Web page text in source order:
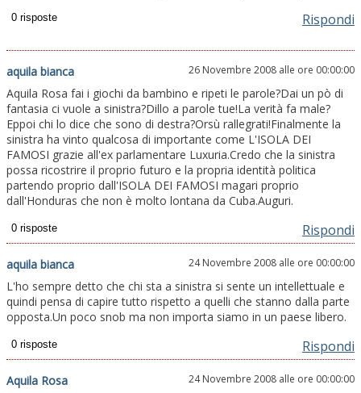
Rispondi
aquila bianca 26 Novembre 2008 alle ore 00:00:00
Aquila Rosa fai i giochi da bambino e ripeti le parole?Dai un pò di
fantasia ci vuole a sinistra?Dillo a parole tue!La verità fa male?
Eppoi chi lo dice che sono di destra?Orsù rallegrati!Finalmente la
sinistra ha vinto qualcosa di importante come L'ISOLA DEI
FAMOSI grazie all'ex parlamentare Luxuria.Credo che la sinistra
possa ricostrire il proprio futuro e la propria identità politica
partendo proprio dall'ISOLA DEI FAMOSI magari proprio
dall'Honduras che non è molto lontana da Cuba.Auguri.
Rispondi
aquila bianca 24 Novembre 2008 alle ore 00:00:00
L'ho sempre detto che chi sta a sinistra si sente un intellettuale e
quindi pensa di capire tutto rispetto a quelli che stanno dalla parte
opposta.Un poco snob ma non importa siamo in un paese libero.
Rispondi
Aquila Rosa 24 Novembre 2008 alle ore 00:00:00